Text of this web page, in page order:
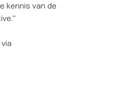
kennis van de